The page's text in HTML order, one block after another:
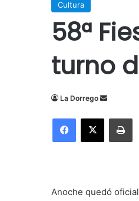
Cultura
58ª
turno
La Dorrego
Send
email
Facebook
X
Anoche quedó